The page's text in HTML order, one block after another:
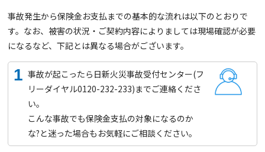
事故発生から保険金お支払までの基本的な流れは以下のとおりで
す。なお、被害の状況・ご契約内容によりましては現場確認が必要
になるなど、下記とは異なる場合がございます。
1 事故が起こったら日新火災事故受付センター(フ
リーダイヤル0120-232-233)までご連絡くださ
い。
こんな事故でも保険金支払の対象になるのか
な?と迷った場合もお気軽にご相談ください。